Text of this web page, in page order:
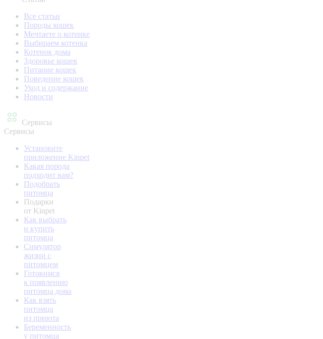
Все статьи
Породы кошек
Мечтаете о котенке
Выбираем котенка
Котенок дома
Здоровье кошек
Питание кошек
Поведение кошек
Уход и содержание
Новости
Сервисы
Сервисы
Установите
приложение Kinpet
Какая порода
подходит вам?
Подобрать
питомца
Подарки
от Kinpet
Как выбрать
и купить
питомца
Симулятор
жизни с
питомцем
Готовимся
к появлению
питомца дома
Как взять
питомца
из приюта
Беременность
у питомца